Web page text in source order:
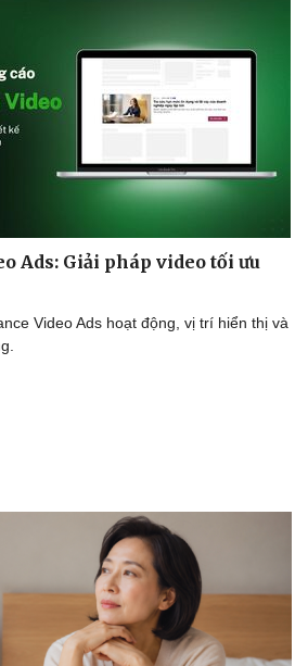
Sành điệu
Tin Công nghệ
Trải nghiệm
Chuyển đổi số
Ads: Giải pháp video tối ưu
Video Ads hoạt động, vị trí hiển thị và